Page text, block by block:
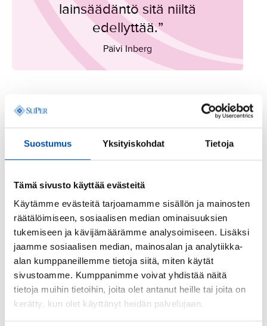
Suostumus Yksityiskohdat Tietoja
Tämä sivusto käyttää evästeitä
Käytämme evästeitä tarjoamamme sisällön ja mainosten
räätälöimiseen, sosiaalisen median ominaisuuksien
tukemiseen ja kävijämäärämme analysoimiseen. Lisäksi
jaamme sosiaalisen median, mainosalan ja analytiikka-
alan kumppaneillemme tietoja siitä, miten käytät
sivustoamme. Kumppanimme voivat yhdistää näitä
tietoja muihin tietoihin, joita olet antanut heille tai joita on
kerätty, kun olet käyttänyt heidän palvelujaan.
lainsäädäntö sitä niiltä
edellyttää.”
Päivi Inberg
Vanhukset odottavat koteihinsa varastoituina palveluja,
jotka lainsäädäntömme heille takaa. Muistisairas vanhus
hoidon yksikköön, mutta hyvinvointialueet eivät niitä
pysty tarjoamaan, vaikka lainsäädäntö sitä niiltä
paikka ei ole enää kotona ja hän on sinne säästösyistä
johtuen varastoitu. Myös monet muut sairaat ja apua
tarvitsevat kansalaiset odottavat apua jonoissa.
Kuuleeko heitä kukaan?
Tunnetun iskelmän sanoin kyselevät myös apua
tarvitsevien lähimmäistemme hoitajat: ”Kuuleko yö,
kuuleko taivas, tähtivyö? Kun uusi aamu jossain oven
kiinni lyö ja kohti valoa ja kohti uutta päivää ajatus vie?